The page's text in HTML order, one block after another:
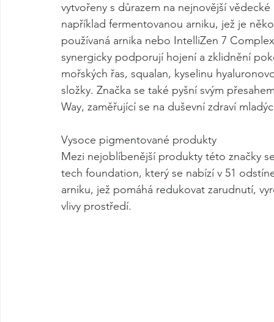
vytvořeny s důrazem na nejnovější
například fermentovanou arniku, jež je
používaná arnika nebo IntelliZen 7
synergicky podporují hojení a zklidnění
mořských řas, squalan, kyselinu
složky. Značka se také pyšní svým
Way, zaměřující se na duševní zdraví
Vysoce pigmentované produkty
Mezi nejoblíbenější produkty této značky
tech foundation, který se nabízí v 51
arniku, jež pomáhá redukovat zarudnutí,
vlivy prostředí.